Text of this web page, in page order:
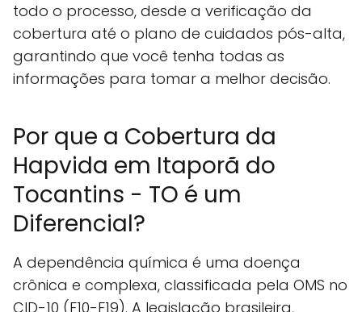
todo o processo, desde a verificação da
cobertura até o plano de cuidados pós-alta,
garantindo que você tenha todas as
informações para tomar a melhor decisão.
Por que a Cobertura da
Hapvida em Itaporã do
Tocantins - TO é um
Diferencial?
A dependência química é uma doença
crônica e complexa, classificada pela OMS no
CID-10 (F10-F19). A legislação brasileira,